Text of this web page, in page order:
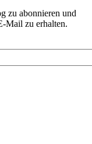
zu abonnieren und
Mail zu erhalten.